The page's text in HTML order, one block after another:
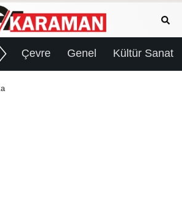
Çevre Genel Kültür Sanat